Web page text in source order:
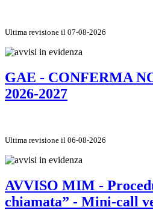
Ultima revisione il 07-08-2026
GAE - CONFERMA
2026-2027
Ultima revisione il 06-08-2026
AVVISO MIM -
chiamata” - Mini-call